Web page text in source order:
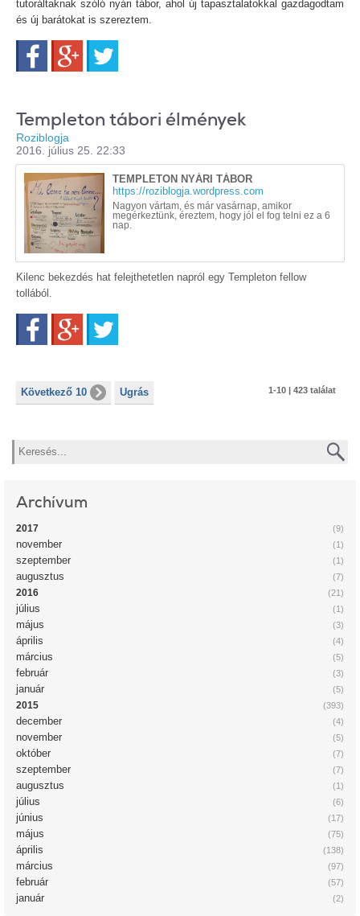
tutoráltaknak szóló nyári tábor, ahol új tapasztalatokkal gazdagodtam
és új barátokat is szereztem.
FacebookGoogle+
Templeton tábori élmények
Roziblogja
2016. július 25. 22:33
TEMPLETON NYÁRI TÁBOR
https://roziblogja.wordpress.com
Nagyon vártam, és már vasárnap, amikor
megérkeztünk, éreztem, hogy jól el fog telni ez a 6
nap.
Kilenc bekezdés hat felejthetetlen napról egy Templeton fellow
tollából.
FacebookGoogle+
Következő 10 Ugrás 1-10 | 423 találat
Keresés
Archívum
(9)
2017
(1)
november
(1)
szeptember
(7)
augusztus
(21)
2016
(1)
július
(3)
május
(4)
április
(5)
március
(3)
február
(5)
január
(393)
2015
(4)
december
(5)
november
(7)
október
(7)
szeptember
(1)
augusztus
(6)
július
(17)
június
(75)
május
(138)
április
(97)
március
(57)
február
(2)
január